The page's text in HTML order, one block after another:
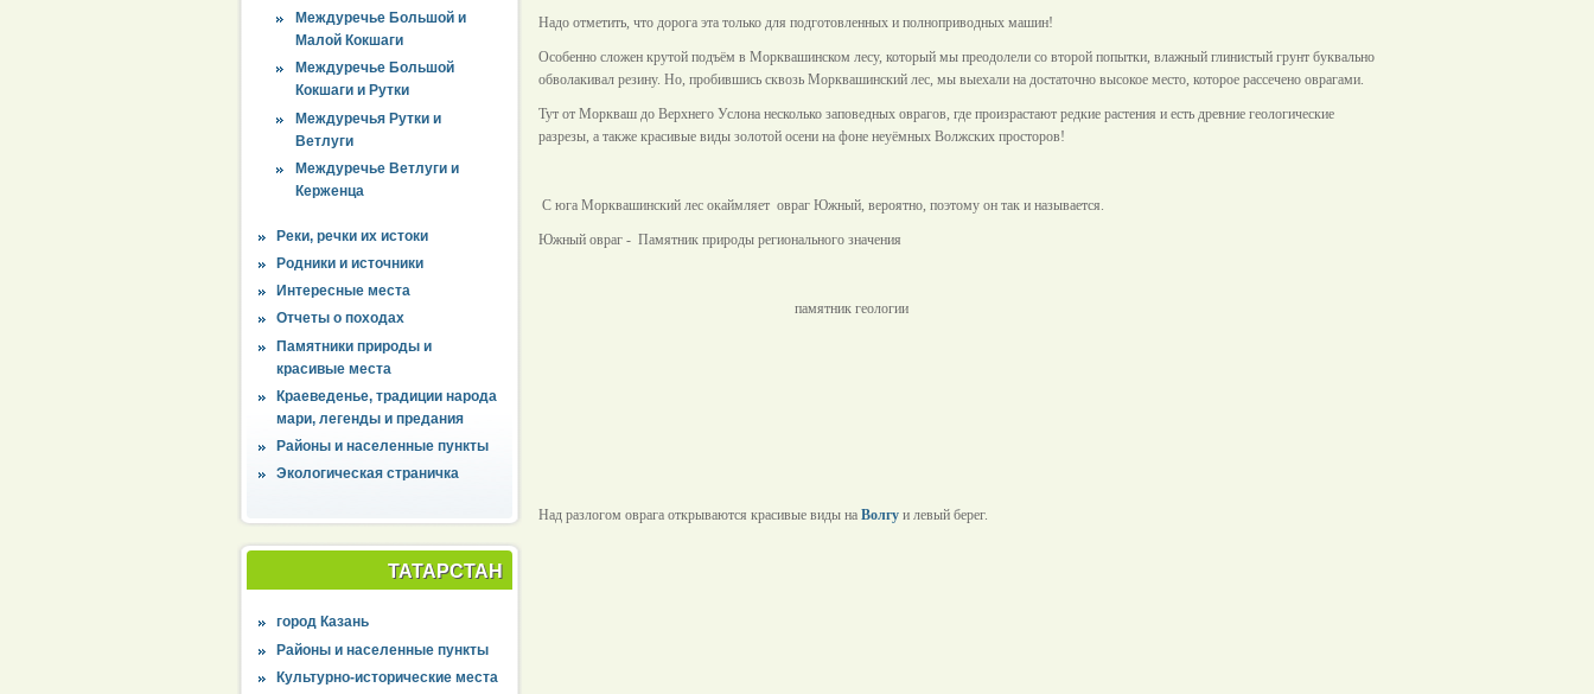
Междуречье Большой и
Малой Кокшаги
Междуречье Большой
Кокшаги и Рутки
Междуречья Рутки и
Ветлуги
Междуречье Ветлуги и
Керженца
Реки, речки их истоки
Родники и источники
Интересные места
Отчеты о походах
Памятники природы и
красивые места
Краеведенье, традиции народа
мари, легенды и предания
Районы и населенные пункты
Экологическая страничка
ТАТАРСТАН
город Казань
Районы и населенные пункты
Культурно-исторические места
Надо отметить, что дорога эта только для подготовленных и полноприводных машин!
Особенно сложен крутой подъём в Морквашинском лесу, который мы преодолели со второй попытки, влажный глинистый грунт буквально
обволакивал резину. Но, пробившись сквозь Морквашинский лес, мы выехали на достаточно высокое место, которое рассечено оврагами.
Тут от Моркваш до Верхнего Услона несколько заповедных оврагов, где произрастают редкие растения и есть древние геологические
разрезы, а также красивые виды золотой осени на фоне неуёмных Волжских просторов!
С юга Морквашинский лес окаймляет овраг Южный, вероятно, поэтому он так и называется.
Южный овраг - Памятник природы регионального значения
памятник геологии
Над разлогом оврага открываются красивые виды на Волгуи левый берег.